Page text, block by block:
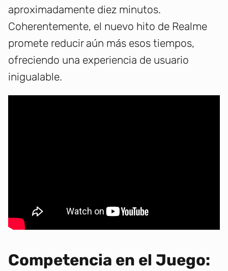
aproximadamente diez minutos.
Coherentemente, el nuevo hito de Realme
promete reducir aún más esos tiempos,
ofreciendo una experiencia de usuario
inigualable.
Competencia en el Juego: